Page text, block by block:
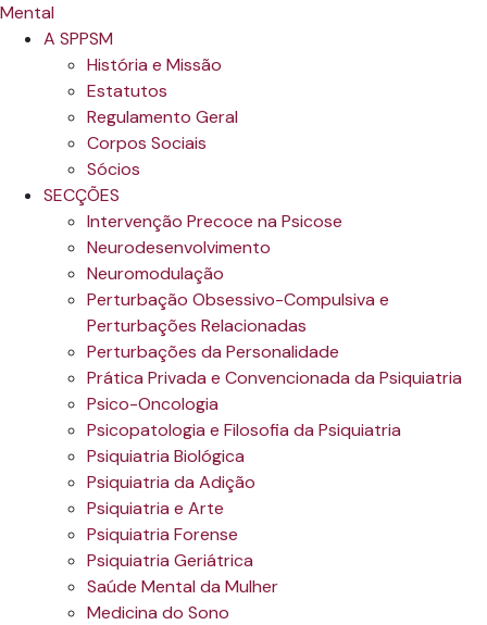
A SPPSM
História e Missão
Estatutos
Regulamento Geral
Corpos Sociais
Sócios
SECÇÕES
Intervenção Precoce na Psicose
Neurodesenvolvimento
Neuromodulação
Perturbação Obsessivo-Compulsiva e
Perturbações Relacionadas
Perturbações da Personalidade
Prática Privada e Convencionada da Psiquiatria
Psico-Oncologia
Psicopatologia e Filosofia da Psiquiatria
Psiquiatria Biológica
Psiquiatria da Adição
Psiquiatria e Arte
Psiquiatria Forense
Psiquiatria Geriátrica
Saúde Mental da Mulher
Medicina do Sono